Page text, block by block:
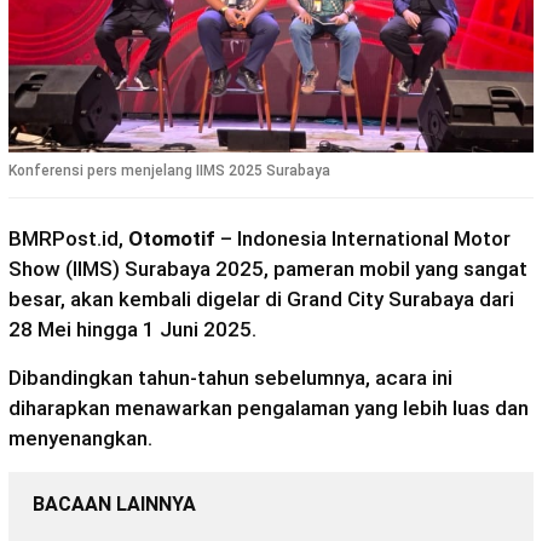
Konferensi pers menjelang IIMS 2025 Surabaya
BMRPost.id, Otomotif – Indonesia International Motor
Show (IIMS) Surabaya 2025, pameran mobil yang sangat
besar, akan kembali digelar di Grand City Surabaya dari
28 Mei hingga 1 Juni 2025.
Dibandingkan tahun-tahun sebelumnya, acara ini
diharapkan menawarkan pengalaman yang lebih luas dan
menyenangkan.
BACAAN LAINNYA